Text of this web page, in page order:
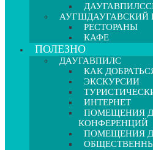
АУГШДАУГАВСКИЙ
РЕСТОРАНЫ
КАФЕ
ПОЛЕЗНО
ДАУГАВПИЛС
КАК
ЭКСКУРСИИ
ИНТЕРНЕТ
ПОМЕЩЕНИЯ
КОНФЕРЕНЦИЙ
ПОМЕЩЕНИЯ